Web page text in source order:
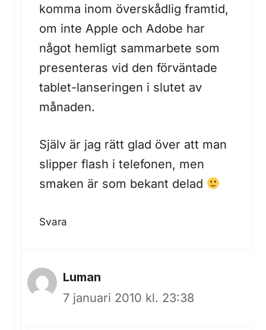
komma inom överskådlig framtid,
om inte Apple och Adobe har
något hemligt sammarbete som
presenteras vid den förväntade
tablet-lanseringen i slutet av
månaden.
Själv är jag rätt glad över att man
slipper flash i telefonen, men
smaken är som bekant delad
Svara
Luman
7 januari 2010 kl. 23:38